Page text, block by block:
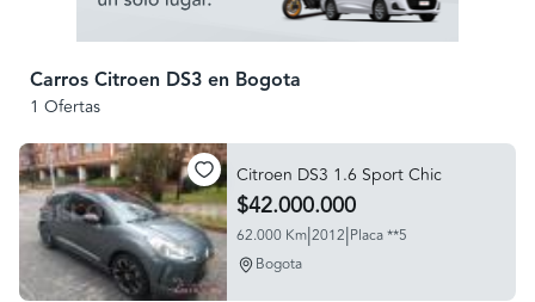
Carros Citroen DS3 en Bogota
1 Ofertas
Citroen DS3 1.6 Sport Chic
$42.000.000
62.000 Km|2012|Placa **5
Bogota